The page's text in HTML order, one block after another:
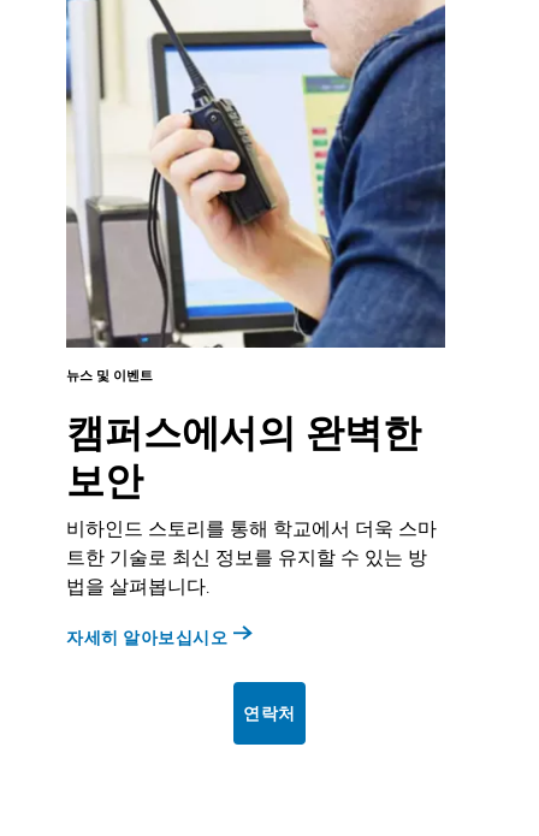
뉴스 및 이벤트
캠퍼스에서의 완벽한
보안
비하인드 스토리를 통해 학교에서 더욱 스마
트한 기술로 최신 정보를 유지할 수 있는 방
법을 살펴봅니다.
자세히 알아보십시오
연락처